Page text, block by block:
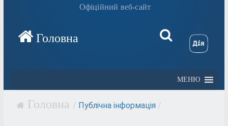
Офіційний веб-сайт
МЕНЮ
/ Публічна інформація /